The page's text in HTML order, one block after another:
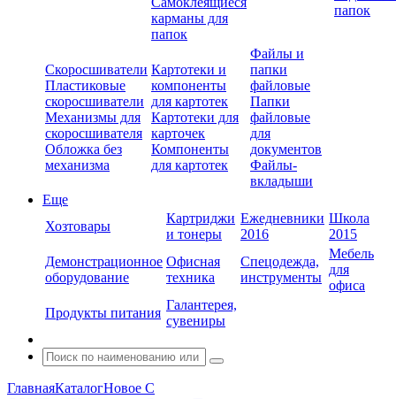
карманы для
папок
папок
Скоросшиватели
Пластиковые
скоросшиватели
Механизмы для
скоросшивателя
Обложка без
механизма
Картотеки и
компоненты
для картотек
Картотеки для
карточек
Компоненты
для картотек
Файлы и
папки
файловые
Папки
файловые
для
документов
Файлы-
вкладыши
Еще
Хозтовары
Картриджи
и тонеры
Ежедневники
2016
Школа
2015
Демонстрационное
оборудование
Офисная
техника
Спецодежда,
инструменты
Мебель
для
офиса
Продукты питания
Галантерея,
сувениры
ГлавнаяКаталогНовое С